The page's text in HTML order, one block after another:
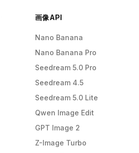
画像API
Nano Banana
Nano Banana Pro
Seedream 5.0 Pro
Seedream 4.5
Seedream 5.0 Lite
Qwen Image Edit
GPT Image 2
Z-Image Turbo